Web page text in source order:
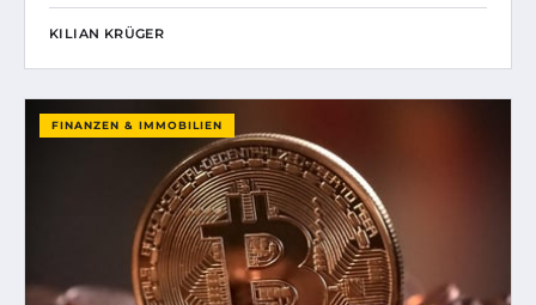
KILIAN KRÜGER
FINANZEN & IMMOBILIEN